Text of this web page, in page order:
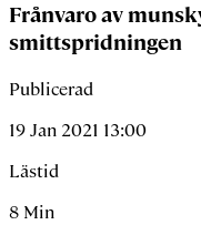
Frånvaro av
smittspridningen
Publicerad
19 Jan 2021 13:00
Lästid
8 Min